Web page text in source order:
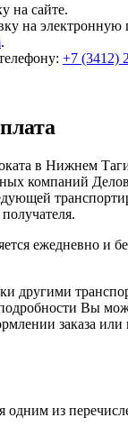
на сайте.
на электронную
.
+7 (3412)
в Нижнем
компаний
ежедневно и
другими
Вы
заказа или
одним из